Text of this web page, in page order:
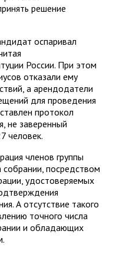
решение
оспаривал
России. При этом
отказали ему
а арендодатели
для проведения
протокол
не заверенный
человек.
членов группы
посредством
удостоверяемых
А отсутствие такого
точного числа
и обладающих